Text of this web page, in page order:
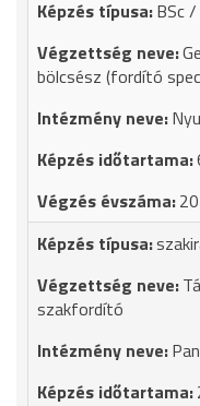
BSc
bölcsész (fordító
szakfordító